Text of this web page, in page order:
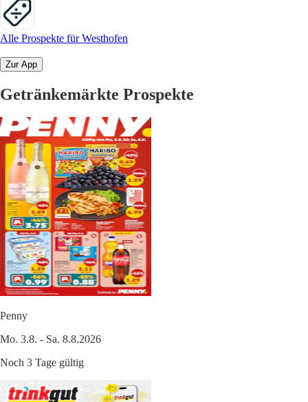
Alle Prospekte für Westhofen
Zur App
Getränkemärkte Prospekte
Penny
Mo. 3.8. - Sa. 8.8.2026
Noch 3 Tage gültig